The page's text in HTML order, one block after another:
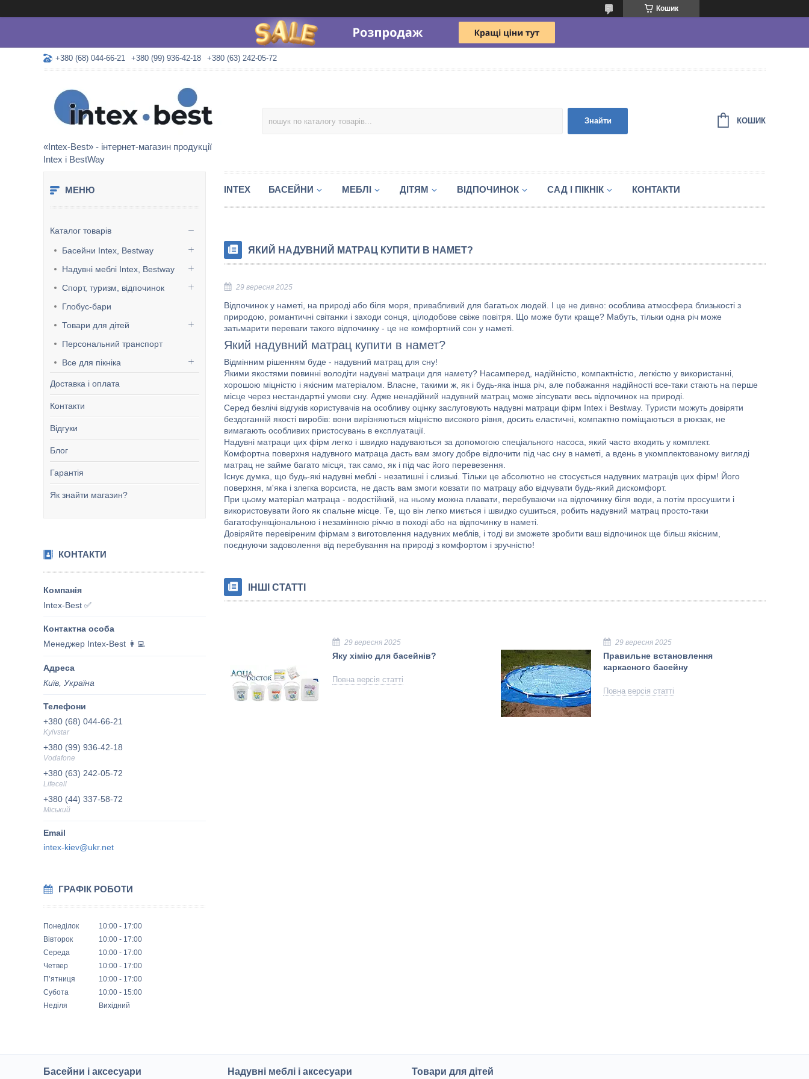
Кошик
+380 (68) 044-66-21 +380 (99) 936-42-18 +380 (63) 242-05-72
«Intex-Best» - інтернет-магазин продукції
Intex і BestWay
Знайти КОШИК
Каталог товарів
Басейни Intex, Bestway
Надувні меблі Intex, Bestway
Спорт, туризм, відпочинок
Глобус-бари
Товари для дітей
Персональний транспорт
Все для пікніка
Доставка і оплата
Контакти
Відгуки
Блог
Гарантія
Як знайти магазин?
КОНТАКТИ
Intex-Best ✅
Менеджер Intex-Best 👩‍💻
Київ, Україна
+380 (68) 044-66-21
Kyivstar
+380 (99) 936-42-18
Vodafone
+380 (63) 242-05-72
Lifecell
+380 (44) 337-58-72
Міський
intex-kiev@ukr.net
ГРАФІК РОБОТИ
Понеділок 10:00
17:00
Вівторок
10:00
17:00
Середа
10:00
17:00
Четвер
10:00
17:00
Пʼятниця
10:00
17:00
Субота
10:00
15:00
Неділя
Вихідний
INTEX БАСЕЙНИ МЕБЛІ ДІТЯМ ВІДПОЧИНОК САД І ПІКНІК КОНТАКТИ
ЯКИЙ НАДУВНИЙ МАТРАЦ КУПИТИ В НАМЕТ?
29 вересня 2025
Відпочинок у наметі, на природі або біля моря, привабливий для багатьох людей. І це не дивно: особлива атмосфера близькості з
природою, романтичні світанки і заходи сонця, цілодобове свіже повітря. Що може бути краще? Мабуть, тільки одна річ може
затьмарити переваги такого відпочинку - це не комфортний сон у наметі.
Який надувний матрац купити в намет?
Відмінним рішенням буде - надувний матрац для сну!
Якими якостями повинні володіти надувні матраци для намету? Насамперед, надійністю, компактністю, легкістю у використанні,
хорошою міцністю і якісним матеріалом. Власне, такими ж, як і будь-яка інша річ, але побажання надійності все-таки стають на перше
місце через нестандартні умови сну. Адже ненадійний надувний матрац може зіпсувати весь відпочинок на природі.
Серед безлічі відгуків користувачів на особливу оцінку заслуговують надувні матраци фірм Intex і Bestway. Туристи можуть довіряти
бездоганній якості виробів: вони вирізняються міцністю високого рівня, досить еластичні, компактно поміщаються в рюкзак, не
вимагають особливих пристосувань в експлуатації.
Надувні матраци цих фірм легко і швидко надуваються за допомогою спеціального насоса, який часто входить у комплект.
Комфортна поверхня надувного матраца дасть вам змогу добре відпочити під час сну в наметі, а вдень в укомплектованому вигляді
матрац не займе багато місця, так само, як і під час його перевезення.
Існує думка, що будь-які надувні меблі - незатишні і слизькі. Тільки це абсолютно не стосується надувних матраців цих фірм! Його
поверхня, м'яка і злегка ворсиста, не дасть вам змоги ковзати по матрацу або відчувати будь-який дискомфорт.
При цьому матеріал матраца - водостійкий, на ньому можна плавати, перебуваючи на відпочинку біля води, а потім просушити і
використовувати його як спальне місце. Те, що він легко миється і швидко сушиться, робить надувний матрац просто-таки
багатофункціональною і незамінною річчю в поході або на відпочинку в наметі.
Довіряйте перевіреним фірмам з виготовлення надувних меблів, і тоді ви зможете зробити ваш відпочинок ще більш якісним,
поєднуючи задоволення від перебування на природі з комфортом і зручністю!
ІНШІ СТАТТІ
29 вересня 2025
Яку хімію для басейнів?
Повна версія статті
29 вересня 2025
Правильне встановлення
каркасного басейну
Повна версія статті
Басейни і аксесуари Надувні меблі і аксесуари Товари для дітей